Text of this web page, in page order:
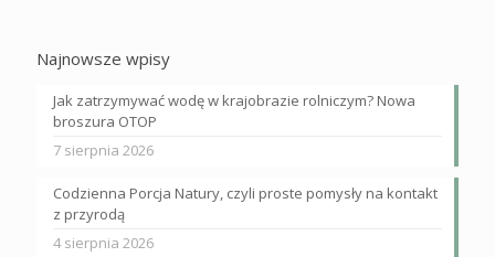
Najnowsze wpisy
Jak zatrzymywać wodę w krajobrazie rolniczym? Nowa
broszura OTOP
7 sierpnia 2026
Codzienna Porcja Natury, czyli proste pomysły na kontakt
z przyrodą
4 sierpnia 2026